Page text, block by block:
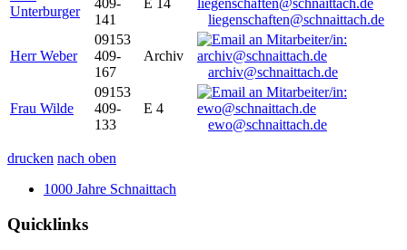
Unterburger
409-
141
E 14
liegenschaften@schnaittach.de
Herr Weber
09153
409-
167
Archiv
archiv@schnaittach.de
Frau Wilde
09153
409-
133
E 4
ewo@schnaittach.de
drucken nach oben
1000 Jahre Schnaittach
Quicklinks